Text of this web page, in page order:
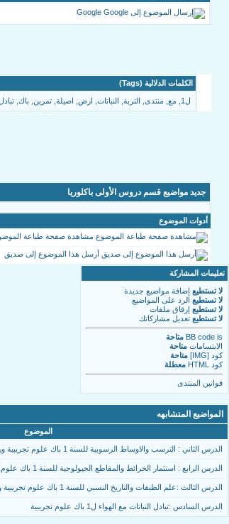
Google
الكلمات الدلالية (Tags)
ل1 مع منتدى التربة النباتات ارض اصيلة تمرين باك تبادل
جديد مواضيع قسم دروس الأولى باكلوريا
أدوات الموضوع
مشاهدة صفحة طباعة
أرسل هذا الموضوع إلى صديق
تعليمات المشاركة
لا تستطيع إضافة مواضيع جديدة
لا تستطيع الرد على المواضيع
لا تستطيع إرفاق ملفات
لا تستطيع تعديل مشاركاتك
BB code is
متاحة
الابتسامات متاحة
كود [IMG]
متاحة
كود HTML
معطلة
قوانين المنتدى
المواضيع المتشابهه
الموضوع
الدرس الثاني : الترسب والاوساط الرسوبية للسنة 1 باك علوم تجريبية ورياضية
الدرس الرابع : استثمار الخرائط والمقاطع الجيولوجية للسنة 1 باك علوم تجريبية ورياضية
الدرس الثالث :علم الطبقات والتاريخ النسبي للسنة 1 باك علوم تجريبية وعلوم رياضية
الدرس السادس :تبادل النباتات مع الهواء ل1 باك علوم تجريبية